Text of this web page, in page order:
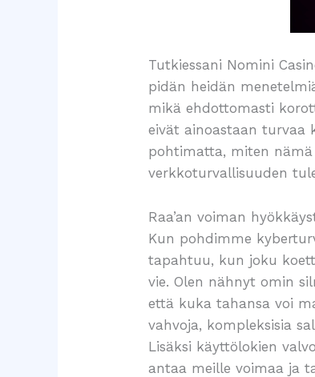
Tutkiessani Nomini
pidän heidän
mikä ehdottomasti
eivät ainoastaan turvaa
pohtimatta, miten
verkkoturvallisuuden
Raa’an voiman
Kun pohdimme
tapahtuu, kun joku
vie. Olen nähnyt omin
että kuka tahansa voi
vahvoja, kompleksisia
Lisäksi käyttölokien
antaa meille voimaa ja